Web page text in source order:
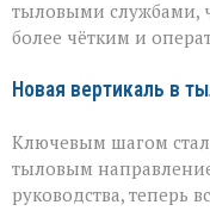
тыловыми службами,
более чётким и
Новая вертикаль в
Ключевым шагом
тыловым
руководства, теперь